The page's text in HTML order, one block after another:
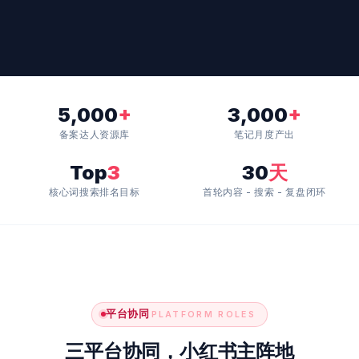
5,000+
备案达人资源库
3,000+
笔记月度产出
Top3
核心词搜索排名目标
30天
首轮内容 - 搜索 - 复盘闭环
平台协同 PLATFORM ROLES
三平台协同，小红书主阵地